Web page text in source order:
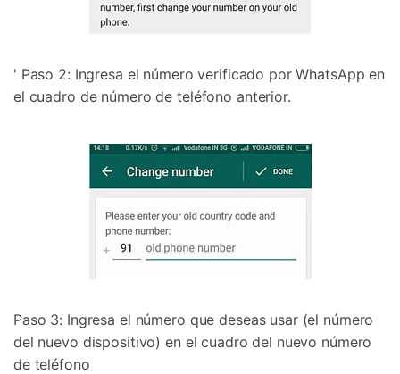
' Paso 2: Ingresa el número verificado por WhatsApp en
el cuadro de número de teléfono anterior.
Paso 3: Ingresa el número que deseas usar (el número
del nuevo dispositivo) en el cuadro del nuevo número
de teléfono